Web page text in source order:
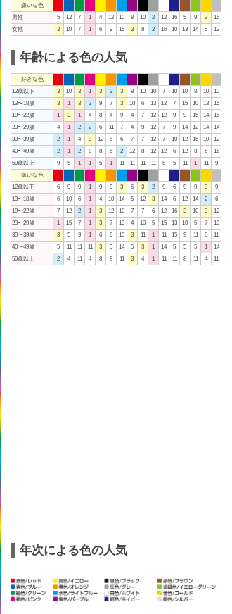
嫌いな色
男性
5 12 7 1 4 12 10 8 10 2 12 16 5 9 3
15
女性
3 10 7 1 6 9 15 3 8 2 16 10 13 14 5 12
年齢による色の人気
好きな色
12歳以下
3 10 3 1 3 2 3 8 10 10 7 10 10 8 10
10
13〜18歳
3 1 3 2 9 7 3 10 6 13 12 7 15 10 13
15
19〜22歳
1 3 1 4 8 4 9 4 7 12 12 9 9 15 14
15
23〜29歳
4 1 2 2 6 11 7 4 9 12 7 9 14 12 14
14
30〜39歳
2 1 4 3 12 5 6 7 7 12 7 10 12 16 10
12
40〜49歳
2 1 2 8 8 5 2 12 8 12 12 6 12 8 6
16
50歳以上
9 5 1 1 5 1 11 11 11 11 5 5 11 1 11
9
嫌いな色
12歳以下
6 9 9 1 9 9 3 6 3 2 9 6 9 9 3
9
13〜18歳
6 10 6 1 4 10 14 5 12 3 14 6 12 14 2
6
19〜22歳
7 12 2 1 3 12 10 7 7 6 12 16 3 10 3
12
23〜29歳
1 15 7 1 3 7 13 4 10 5 15 13 10 5 7
10
30〜39歳
3 5 9 1 6 6 15 3 11 1 11 15 9 11 6
11
40〜49歳
5 11 11 11 3 5 14 5 3 1 14 5 5 5 1
14
50歳以上
2 4 11 4 8 8 11 3 4 1 11 11 8 11 4 11
年次による色の人気